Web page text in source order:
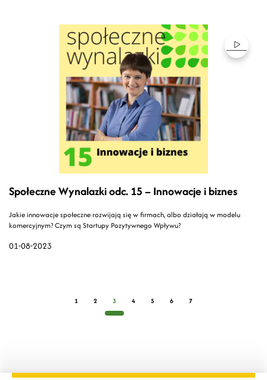
01-08-2023
Społeczne Wynalazki odc. 15 – Innowacje i biznes
Jakie innowacje społeczne rozwijają się w firmach, albo działają w modelu
komercyjnym? Czym są Startupy Pozytywnego Wpływu?
1 2 3 4 5 6 7